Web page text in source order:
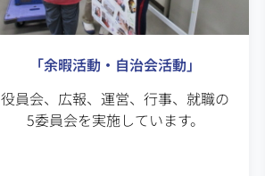
「余暇活動・自治会活動」
役員会、広報、運営、行事、就職の
5委員会を実施しています。